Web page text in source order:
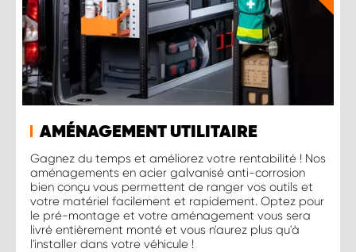
AMÉNAGEMENT UTILITAIRE
Gagnez du temps et améliorez votre rentabilité ! Nos
aménagements en acier galvanisé anti-corrosion
bien conçu vous permettent de ranger vos outils et
votre matériel facilement et rapidement. Optez pour
le pré-montage et votre aménagement vous sera
livré entièrement monté et vous n'aurez plus qu'à
l'installer dans votre véhicule !